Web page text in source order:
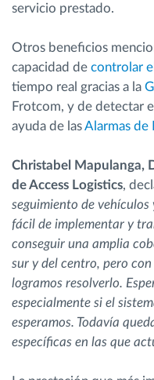
servicio prestado.
Otros beneficios
capacidad de controlar
tiempo real gracias a la
Frotcom, y de detectar
ayuda de lasAlarmas de
Christabel Mapulanga,
de Access Logistics,
seguimiento de
fácil de implementar y
conseguir una amplia
sur y del centro, pero
logramos resolverlo.
especialmente si el
esperamos. Todavía
específicas en las que